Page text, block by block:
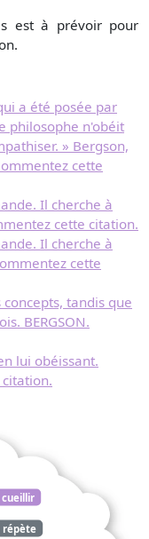
est à prévoir pour
a été posée par
philosophe n'obéit
» Bergson,
cette
Il cherche à
cette citation.
Il cherche à
cette
tandis que
BERGSON.
lui obéissant.
cueillir
répète